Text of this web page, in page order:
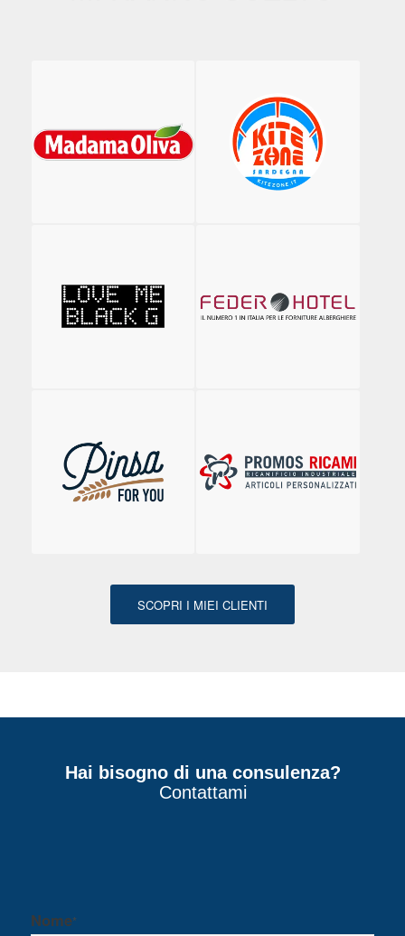
SCOPRI I MIEI CLIENTI
Hai bisogno di una consulenza?
Contattami
Nome*